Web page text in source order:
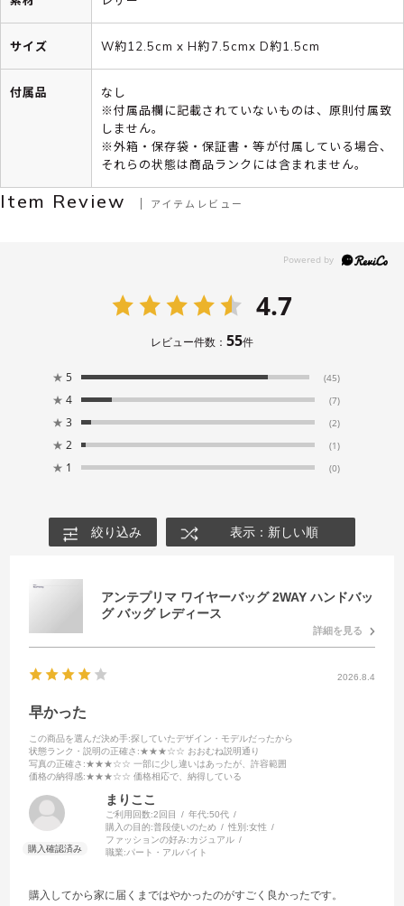
サイズ W約12.5cm x H約7.5cmx D約1.5cm
付属品
なし
※付属品欄に記載されていないものは、原則付属致
しません。
※外箱・保存袋・保証書・等が付属している場合、
それらの状態は商品ランクには含まれません。
Item Review アイテムレビュー
4.7
レビュー件数： 55件
★ 5 (45)
★ 4 (7)
★ 3 (2)
★ 2 (1)
★ 1 (0)
絞り込み 表示：新しい順
アンテプリマ ワイヤーバッグ 2WAY ハンドバッ
グ バッグ レディース
詳細を見る
2026.8.4
早かった
この商品を選んだ決め手:探していたデザイン・モデルだったから
状態ランク・説明の正確さ :★★★☆☆ おおむね説明通り
写真の正確さ :★★★☆☆ 一部に少し違いはあったが、許容範囲
価格の納得感:★★★☆☆ 価格相応で、納得している
まりここ
ご利用回数:2回目 年代:50代
購入の目的:普段使いのため 性別:女性
ファッションの好み:カジュアル
職業:パート・アルバイト
購入してから家に届くまではやかったのがすごく良かったです。